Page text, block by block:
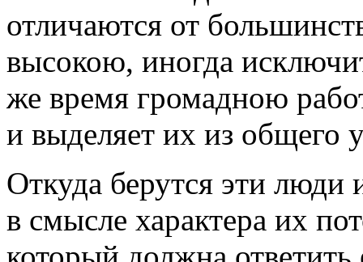
отличаются от
высокою, иногда
же время громадною
и выделяет их из общего
Откуда берутся эти люди
в смысле характера их